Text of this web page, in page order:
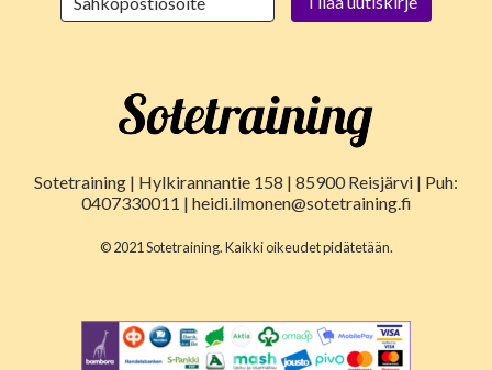
Sotetraining | Hylkirannantie 158 | 85900 Reisjärvi | Puh:
0407330011 | heidi.ilmonen@sotetraining.fi
© 2021 Sotetraining. Kaikki oikeudet pidätetään.